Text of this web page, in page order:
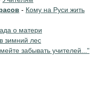
- Кому на Руси жить
о матери
зимний лес
забывать учителей..."